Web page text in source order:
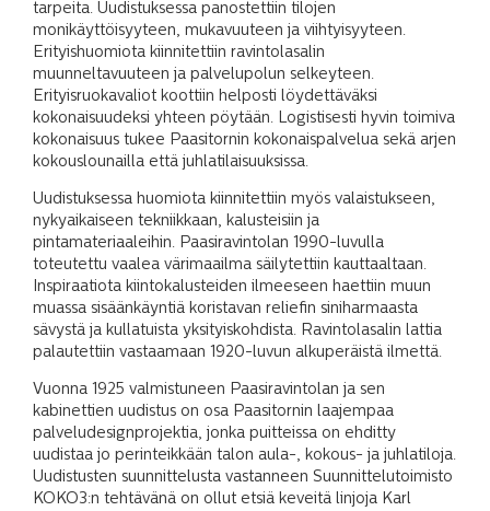
tarpeita. Uudistuksessa panostettiin tilojen
monikäyttöisyyteen, mukavuuteen ja viihtyisyyteen.
Erityishuomiota kiinnitettiin ravintolasalin
muunneltavuuteen ja palvelupolun selkeyteen.
Erityisruokavaliot koottiin helposti löydettäväksi
kokonaisuudeksi yhteen pöytään. Logistisesti hyvin toimiva
kokonaisuus tukee Paasitornin kokonaispalvelua sekä arjen
kokouslounailla että juhlatilaisuuksissa.
Uudistuksessa huomiota kiinnitettiin myös valaistukseen,
nykyaikaiseen tekniikkaan, kalusteisiin ja
pintamateriaaleihin. Paasiravintolan 1990-luvulla
toteutettu vaalea värimaailma säilytettiin kauttaaltaan.
Inspiraatiota kiintokalusteiden ilmeeseen haettiin muun
muassa sisäänkäyntiä koristavan reliefin siniharmaasta
sävystä ja kullatuista yksityiskohdista. Ravintolasalin lattia
palautettiin vastaamaan 1920-luvun alkuperäistä ilmettä.
Vuonna 1925 valmistuneen Paasiravintolan ja sen
kabinettien uudistus on osa Paasitornin laajempaa
palveludesignprojektia, jonka puitteissa on ehditty
uudistaa jo perinteikkään talon aula-, kokous- ja juhlatiloja.
Uudistusten suunnittelusta vastanneen Suunnittelutoimisto
KOKO3:n tehtävänä on ollut etsiä keveitä linjoja Karl